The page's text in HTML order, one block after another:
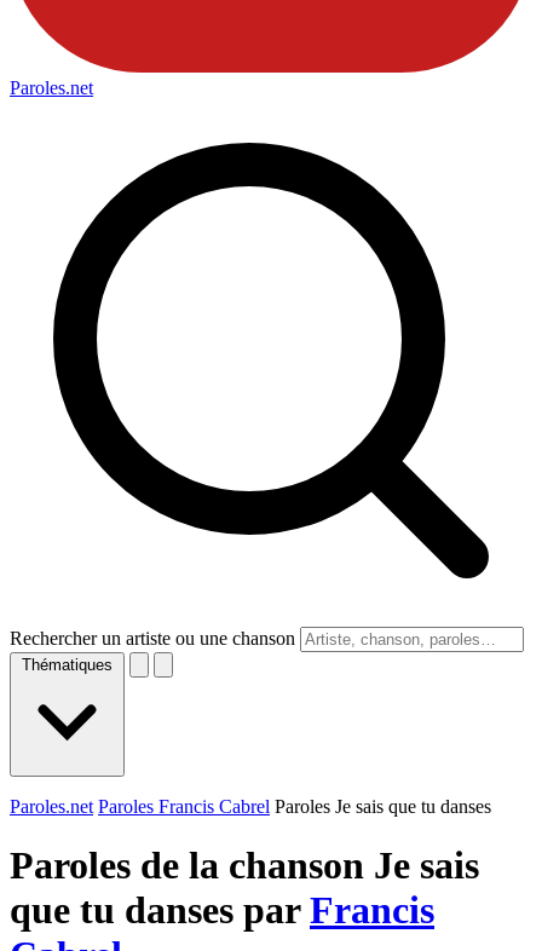
Paroles.net
Rechercher un artiste ou une chanson
Thématiques
Paroles.net Paroles Francis Cabrel Paroles Je sais que tu danses
Paroles de la chanson Je sais
que tu danses parFrancis